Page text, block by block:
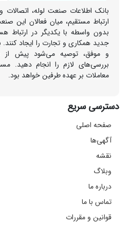
بانک اطلاعات صنعت لوله، اتصالات
ارتباط مستقیم، میان فعالان این
بدون واسطه با یکدیگر در ارتباط
جدید همکاری و تجارت را ایجاد
و موفق، توصیه می‌شود پیش از
بررسی‌های لازم را انجام دهید.
معاملات بر عهده طرفین خواهد بود.
دسترسی سریع
صفحه اصلی
آگهی‌ها
نقشه
وبلاگ
درباره ما
تماس با ما
قوانین و مقررات